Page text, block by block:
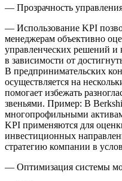
— Прозрачность
— Использование KPI
менеджерам объективно
управленческих решений и
в зависимости от
В предпринимательских
осуществляется на
помогает избежать
звеньями. Пример: В
многопрофильными
KPI применяются для
инвестиционных
стратегию компании в
— Оптимизация системы